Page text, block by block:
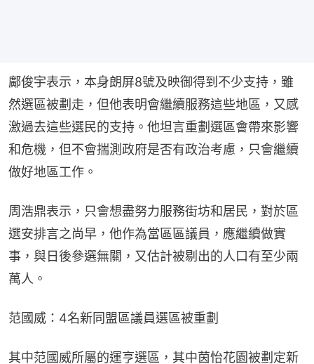
鄺俊宇表示，本身朗屏8號及映御得到不少支持，雖
然選區被劃走，但他表明會繼續服務這些地區，又感
激過去這些選民的支持。他坦言重劃選區會帶來影響
和危機，但不會揣測政府是否有政治考慮，只會繼續
做好地區工作。
周浩鼎表示，只會想盡努力服務街坊和居民，對於區
選安排言之尚早，他作為當區區議員，應繼續做實
事，與日後參選無關，又估計被剔出的人口有至少兩
萬人。
范國威：4名新同盟區議員選區被重劃
其中范國威所屬的運亨選區，其中茵怡花園被劃定新